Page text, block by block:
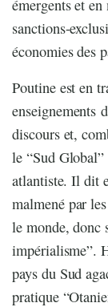
émergents et
sanctions-
économies des
Poutine est en
enseignements
discours et,
le “Sud
atlantiste. Il dit
malmené par
le monde, donc
impérialisme”.
pays du Sud
pratique